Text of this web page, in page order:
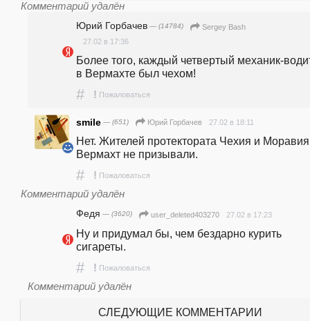
Комментарий удалён
Юрий Горбачев — (14784)
Sergey Bash
27.02 в 17:36
Более того, каждый четвертый механик-
в Вермахте был чехом!
# ! Пожаловаться
smile — (651) Юрий Горбачев 27.02 в 18:11
Нет. Жителей протектората Чехия и
Вермахт не призывали.
# ! Пожаловаться
Комментарий удалён
Федя — (3620) user_deleted403270 27.02 в 17:23
Ну и придумал бы, чем бездарно курить
сигареты.
# ! Пожаловаться
Комментарий удалён
СЛЕДУЮЩИЕ КОММЕНТАРИИ